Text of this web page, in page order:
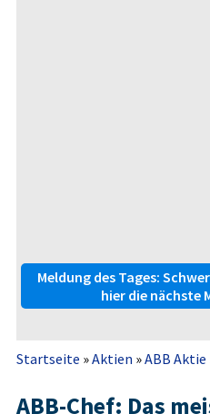
Meldung des Tages:
hier die nächste
Startseite »Aktien »ABB Aktie
ABB-Chef: Das